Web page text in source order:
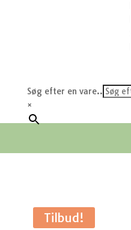
Søg efter en vare..
×
Tilbud!